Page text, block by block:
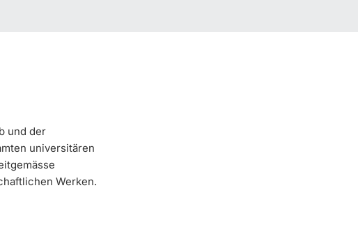
und der
universitären
Werken.